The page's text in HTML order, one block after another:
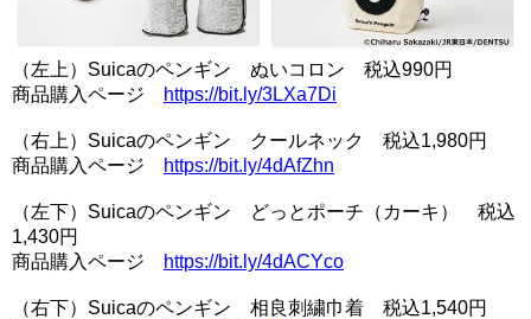
（左上）Suicaのペンギン ぬいコロン 税込990円
商品購入ページ
https://bit.ly/3LXa7Di
（右上）Suicaのペンギン クールネック 税込1,980円
商品購入ページ
https://bit.ly/4dAfZhn
（左下）Suicaのペンギン どっとポーチ（カーキ） 税込
1,430円
商品購入ページ
https://bit.ly/4dACYco
（右下）Suicaのペンギン 相良刺繍巾着 税込1,540円